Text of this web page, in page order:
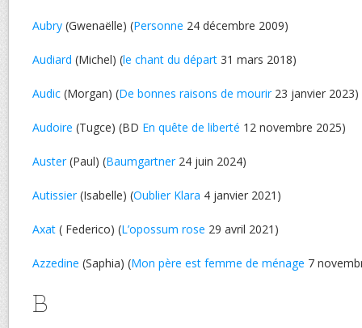
Aubry (Gwenaëlle) (Personne 24 décembre 2009)
Audiard (Michel) (le chant du départ 31 mars 2018)
Audic (Morgan) (De bonnes raisons de mourir23 janvier 2023)
Audoire (Tugce) (BD En quête de liberté 12 novembre 2025)
Auster(Paul) (Baumgartner24 juin 2024)
Autissier(Isabelle) (Oublier Klara 4 janvier 2021)
Axat ( Federico) (L’opossum rose 29 avril 2021)
Azzedine (Saphia) (Mon père est femme de ménage 7
B